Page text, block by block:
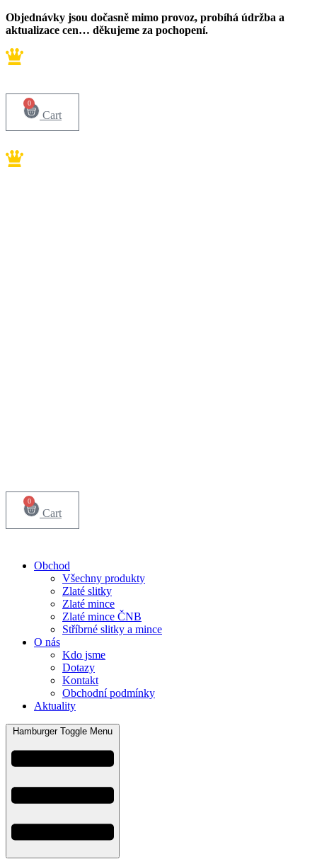
Přejít
k
Objednávky jsou dočasně mimo provoz, probíhá údržba a
aktualizace cen… děkujeme za pochopení.
0
Cart
0
Cart
Obchod
Všechny produkty
Zlaté slitky
Zlaté mince
Zlaté mince ČNB
Stříbrné slitky a mince
O nás
Kdo jsme
Dotazy
Kontakt
Obchodní podmínky
Aktuality
Hamburger Toggle Menu